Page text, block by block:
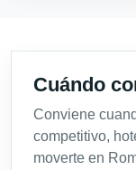
Cuándo
Conviene
competitivo,
moverte en